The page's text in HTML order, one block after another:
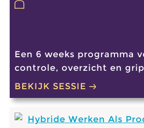
Een 6 weeks programma
controle, overzicht en
BEKIJK SESSIE